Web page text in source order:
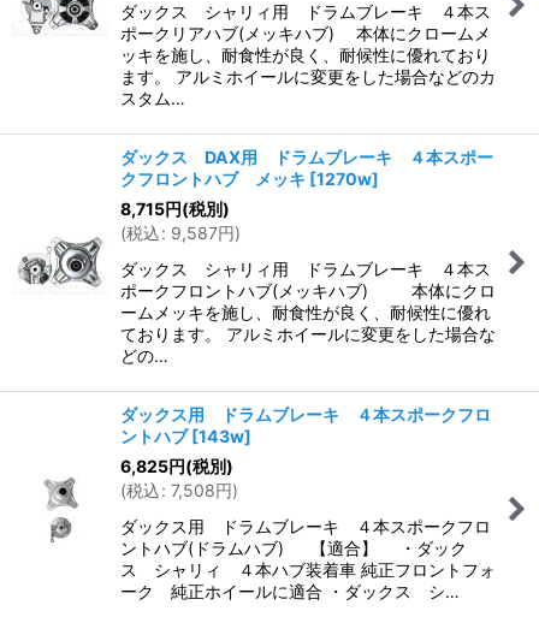
ダックス シャリィ用 ドラムブレーキ ４本ス
ポークリアハブ(メッキハブ) 本体にクロームメ
ッキを施し、耐食性が良く、耐候性に優れており
ます。 アルミホイールに変更をした場合などのカ
スタム…
ダックス DAX用 ドラムブレーキ ４本スポー
クフロントハブ メッキ [1270w]
8,715円(税別)
(税込: 9,587円)
ダックス シャリィ用 ドラムブレーキ ４本ス
ポークフロントハブ(メッキハブ) 本体にクロ
ームメッキを施し、耐食性が良く、耐候性に優れ
ております。 アルミホイールに変更をした場合な
どの…
ダックス用 ドラムブレーキ ４本スポークフロ
ントハブ [143w]
6,825円(税別)
(税込: 7,508円)
ダックス用 ドラムブレーキ ４本スポークフロ
ントハブ(ドラムハブ) 【適合】 ・ダック
ス シャリィ ４本ハブ装着車 純正フロントフォ
ーク 純正ホイールに適合 ・ダックス シ…